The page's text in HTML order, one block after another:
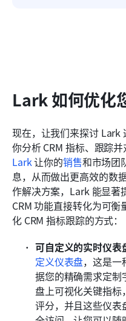
Lark 如何优化
现在，让我们来探讨 Lark
你分析 CRM 指标、跟踪并
Lark 让你的销售和市场团
息，从而做出更高效的数
作解决方案，Lark 能显著
CRM 功能直接转化为可
化 CRM 指标跟踪的方式：
可自定义的实时仪表
定义仪表盘，这是一
据您的精确需求定制
盘上可视化关键指
评分，并且这些仪表